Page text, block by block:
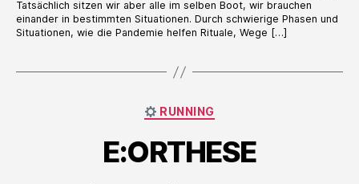
Tatsächlich sitzen wir aber alle im selben Boot, wir brauchen
einander in bestimmten Situationen. Durch schwierige Phasen und
Situationen, wie die Pandemie helfen Rituale, Wege […]
Kategorien
RUNNING
E:ORTHESE